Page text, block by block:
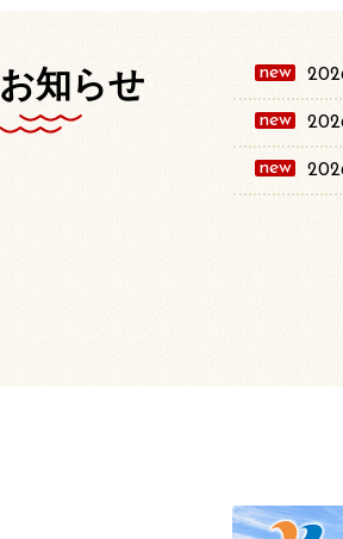
お知らせ new
new
new